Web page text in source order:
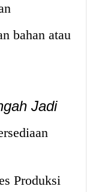
bahan atau
Jadi
Produksi